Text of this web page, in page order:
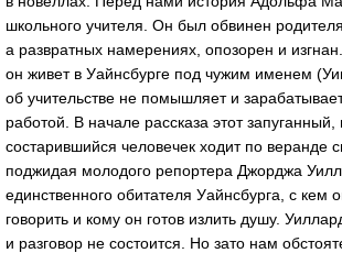
школьного учителя. Он был обвинен
а развратных намерениях, опозорен и
он живет в Уайнсбурге под чужим именем
об учительстве не помышляет и
работой. В начале рассказа этот
состарившийся человечек ходит по веранде
поджидая молодого репортера Джорджа
единственного обитателя Уайнсбурга, с кем
говорить и кому он готов излить душу.
и разговор не состоится. Но зато нам